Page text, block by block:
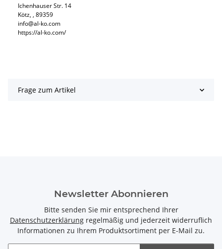
Ichenhauser Str. 14
Kötz, , 89359
info@al-ko.com
https://al-ko.com/
Frage zum Artikel
Newsletter Abonnieren
Bitte senden Sie mir entsprechend Ihrer
Datenschutzerklärung regelmäßig und jederzeit widerruflich
Informationen zu Ihrem Produktsortiment per E-Mail zu.